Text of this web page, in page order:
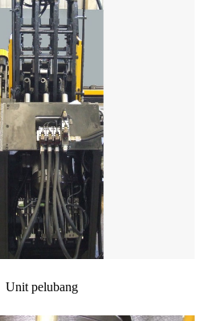
Unit pelubang